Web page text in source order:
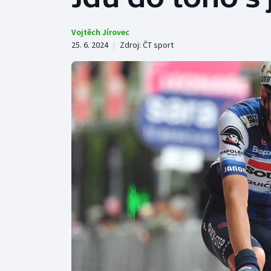
Curling
Florbal
Futsal
Golf
Gymnastika
Vojtěch Jírovec
25. 6. 2024 | Zdroj: ČT sport